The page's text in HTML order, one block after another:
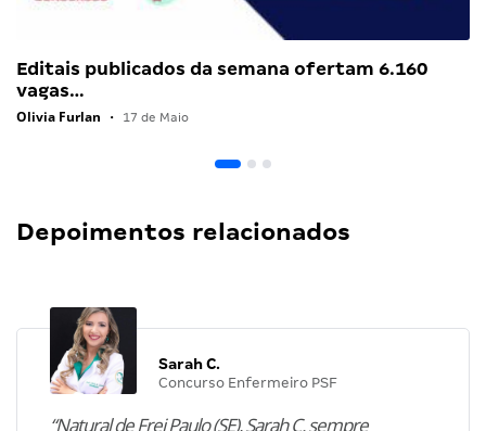
Editais publicados da semana ofertam 6.160
vagas…
Olivia Furlan • 17 de Maio
Depoimentos relacionados
Sarah C.
Concurso Enfermeiro PSF
“Natural de Frei Paulo (SE), Sarah C. sempre